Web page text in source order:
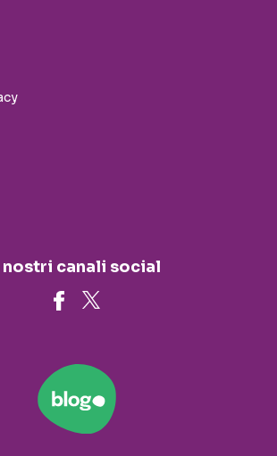
nostri canali social